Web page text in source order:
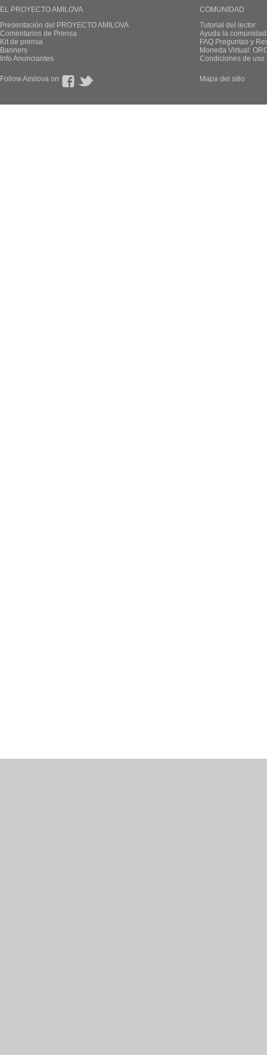
EL PROYECTO AMILOVA
Presentación del PROYECTO AMILOVA
Comentarios de Prensa
Kit de prensa
Banners
Info Anunciantes
COMUNIDAD
Tutorial del lector
Ayuda la
FAQ.Preguntas y
Moneda Virtual:
Condiciones de uso
Follow Amilova on Mapa del sitio